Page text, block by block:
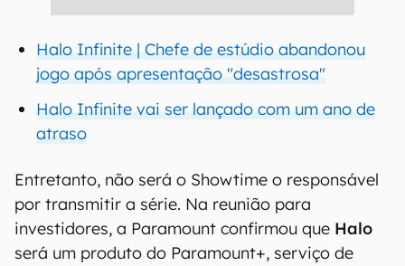
Halo Infinite | Chefe de estúdio abandonou
jogo após apresentação "desastrosa"
Halo Infinite vai ser lançado com um ano de
atraso
Entretanto, não será o Showtime o responsável
por transmitir a série. Na reunião para
investidores, a Paramount confirmou que Halo
será um produto do Paramount+, serviço de